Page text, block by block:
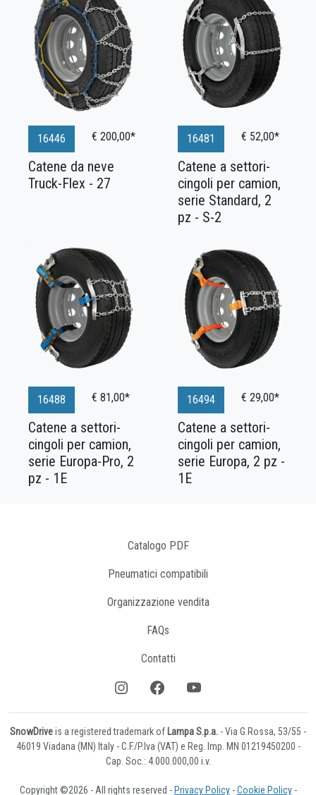
16446 € 200,00*
Catene da neve
Truck-Flex - 27
16481 € 52,00*
Catene a settori-
cingoli per camion,
serie Standard, 2
pz - S-2
16488 € 81,00*
Catene a settori-
cingoli per camion,
serie Europa-Pro, 2
pz - 1E
16494 € 29,00*
Catene a settori-
cingoli per camion,
serie Europa, 2 pz -
1E
Catalogo PDF
Pneumatici compatibili
Organizzazione vendita
FAQs
Contatti
SnowDriveis a registered trademark of Lampa S.p.a. - Via G.Rossa, 53/55 -
46019 Viadana (MN) Italy - C.F./P.Iva (VAT) e Reg. Imp. MN 01219450200 -
Cap. Soc.: 4.000.000,00 i.v.
Copyright ©2026 - All rights reserved - Privacy Policy-Cookie Policy-